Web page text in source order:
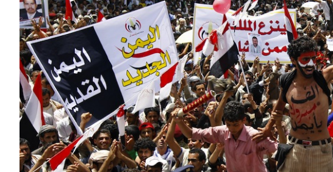
Politica
Tecnologia
Scienza
Cultura
Economia
Sport
Consumismi
Storie/Idee
Ok Boomer!
Media
Europa
Altrecose
Mondiali calcio 2026
PODCAST